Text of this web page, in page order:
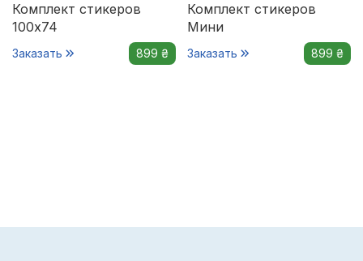
Комплект стикеров
100х74
Заказать 899 ₴
Комплект стикеров
Мини
Заказать 899 ₴